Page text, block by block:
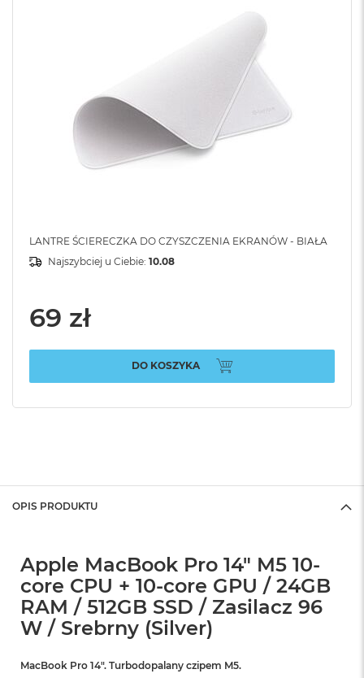
LANTRE ŚCIERECZKA DO CZYSZCZENIA EKRANÓW - BIAŁA
Najszybciej u Ciebie: 10.08
69 zł
DO KOSZYKA
OPIS PRODUKTU
Apple MacBook Pro 14" M5 10-
core CPU + 10-core GPU / 24GB
RAM / 512GB SSD / Zasilacz 96
W / Srebrny (Silver)
MacBook Pro 14″. Turbodopalany czipem M5.